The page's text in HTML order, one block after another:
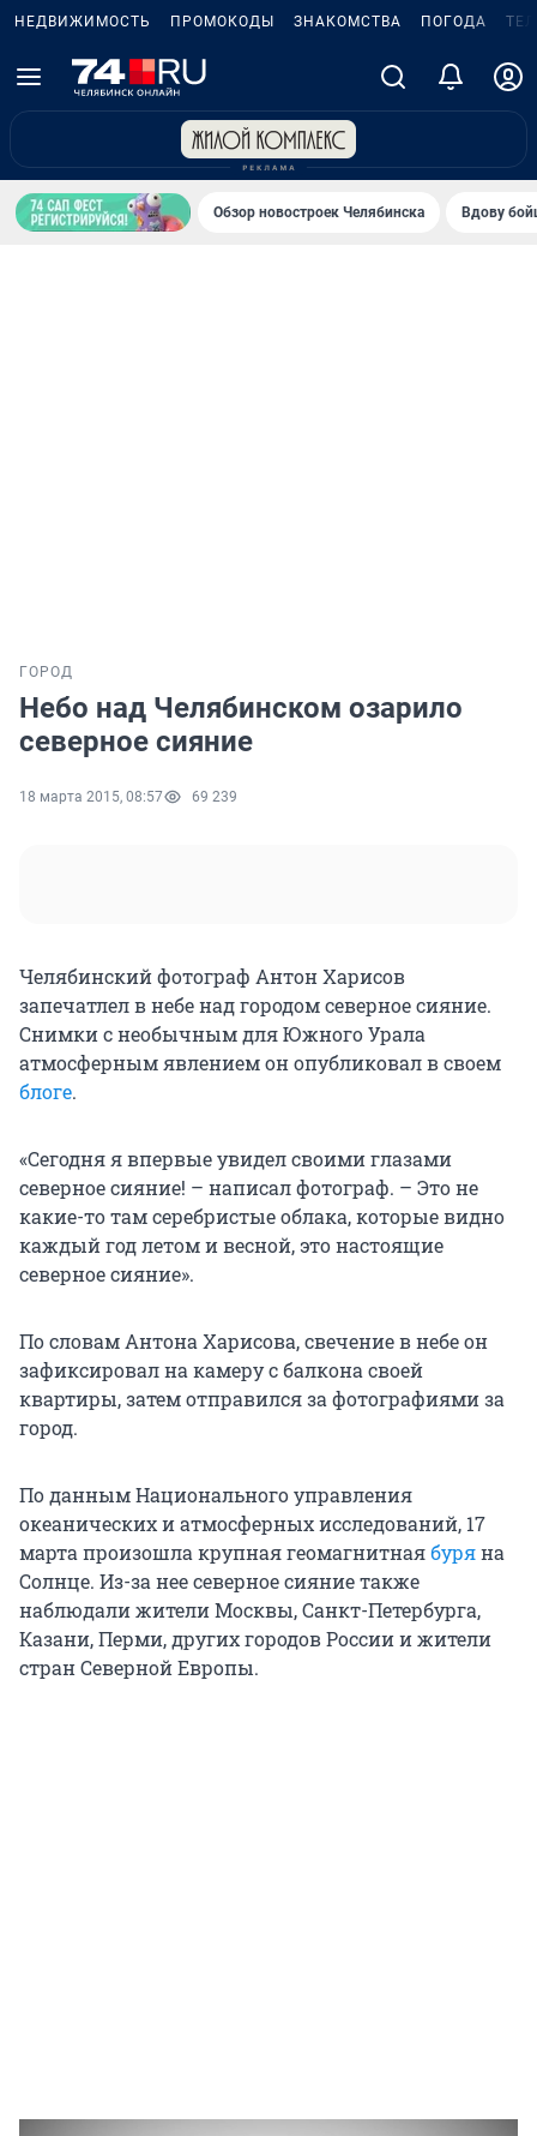
НЕДВИЖИМОСТЬ ПРОМОКОДЫ ЗНАКОМСТВА ПОГОДА
Обзор новостроек Челябинска Вдову
ГОРОД
Небо над Челябинском озарило
северное сияние
18 марта 2015, 08:57 69 239
Челябинский фотограф Антон Харисов
запечатлел в небе над городом северное сияние.
Снимки с необычным для Южного Урала
атмосферным явлением он опубликовал в своем
блоге.
«Сегодня я впервые увидел своими глазами
северное сияние! – написал фотограф. – Это не
какие-то там серебристые облака, которые видно
каждый год летом и весной, это настоящие
северное сияние».
По словам Антона Харисова, свечение в небе он
зафиксировал на камеру с балкона своей
квартиры, затем отправился за фотографиями за
город.
По данным Национального управления
океанических и атмосферных исследований, 17
марта произошла крупная геомагнитнаябуряна
Солнце. Из-за нее северное сияние также
наблюдали жители Москвы, Санкт-Петербурга,
Казани, Перми, других городов России и жители
стран Cеверной Европы.